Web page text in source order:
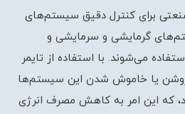
برای کنترل دقیق سیستم‌های
گرمایشی و سرمایشی و
می‌شوند. با استفاده از تایمر
روشن یا خاموش شدن این سیستم‌ها
که این امر به کاهش مصرف انرژی